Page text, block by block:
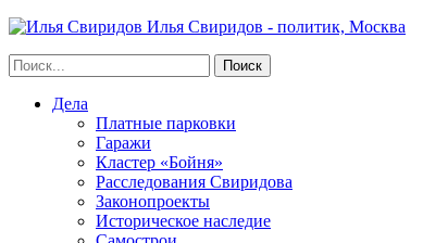
Илья Свиридов - политик, Москва
Дела
Платные парковки
Гаражи
Кластер «Бойня»
Расследования Свиридова
Законопроекты
Историческое наследие